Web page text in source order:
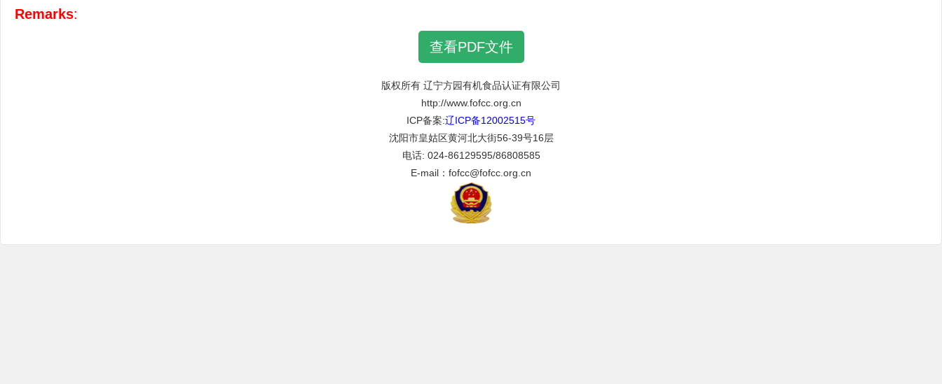
Remarks:
查看PDF文件
版权所有 辽宁方园有机食品认证有限公司
http://www.fofcc.org.cn
ICP备案:辽ICP备12002515号
沈阳市皇姑区黄河北大街56-39号16层
电话: 024-86129595/86808585
E-mail：fofcc@fofcc.org.cn